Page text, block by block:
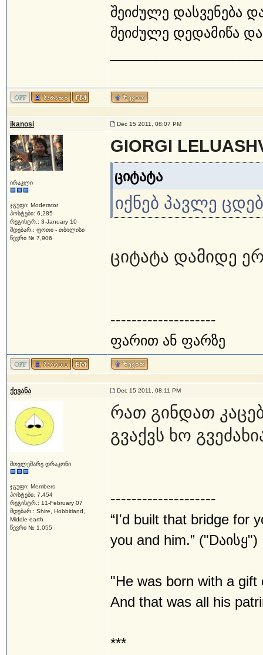
შეიძულე დასვენება
შეიძულე დედამიწა და
ikanosi Dec 15 2011, 08:07 PM
ირაკლი
ჯგუფი: Moderator
პოსტები: 6,285
რეგისტრ.: 3-January 10
მდებარ.: ფოთი - თბილისი
წევრი № 7,906
GIORGI
ციტატა
იქნებ პავლე
ციტატა დამიდე
--------------------
ფარით ან ფარზე
ქევანა Dec 15 2011, 08:11 PM
მთვლემარე დრაკონი
ჯგუფი: Members
პოსტები: 7,454
რეგისტრ.: 11-February 07
მდებარ.: Shire, Hobbitland,
Middle-earth
წევრი № 1,055
რათ გინდათ
გვაქვს ხო
--------------------
“I'd built that bridge for
you and him.” ("Dაისყ")
"He was born with a
And that was all his
***